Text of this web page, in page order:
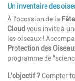
Un inventaire des
À l'occasion de la
Cloud vous invite à
les oiseaux !
Protection des
programme de
L'objectif ?Compter